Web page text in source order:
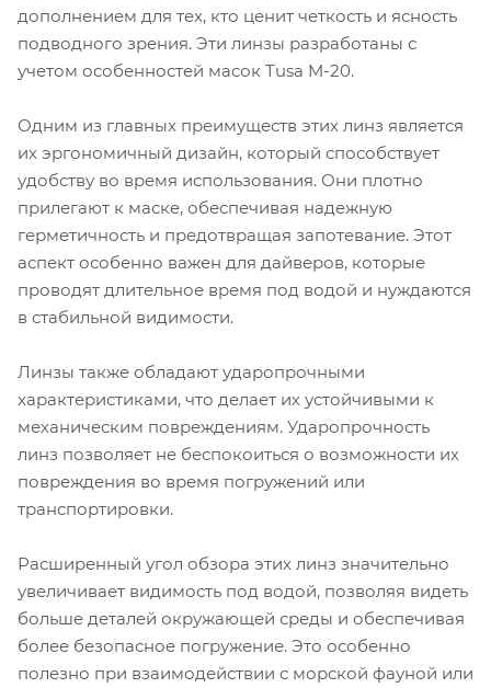
дополнением для тех, кто ценит четкость и ясность
подводного зрения. Эти линзы разработаны с
учетом особенностей масок Tusa M-20.
Одним из главных преимуществ этих линз является
их эргономичный дизайн, который способствует
удобству во время использования. Они плотно
прилегают к маске, обеспечивая надежную
герметичность и предотвращая запотевание. Этот
аспект особенно важен для дайверов, которые
проводят длительное время под водой и нуждаются
в стабильной видимости.
Линзы также обладают ударопрочными
характеристиками, что делает их устойчивыми к
механическим повреждениям. Ударопрочность
линз позволяет не беспокоиться о возможности их
повреждения во время погружений или
транспортировки.
Расширенный угол обзора этих линз значительно
увеличивает видимость под водой, позволяя видеть
больше деталей окружающей среды и обеспечивая
более безопасное погружение. Это особенно
полезно при взаимодействии с морской фауной или